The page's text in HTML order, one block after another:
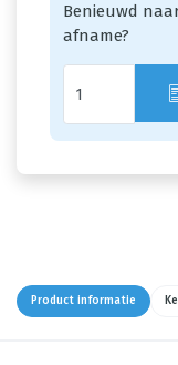
Benieuwd
afname?
Product informatie